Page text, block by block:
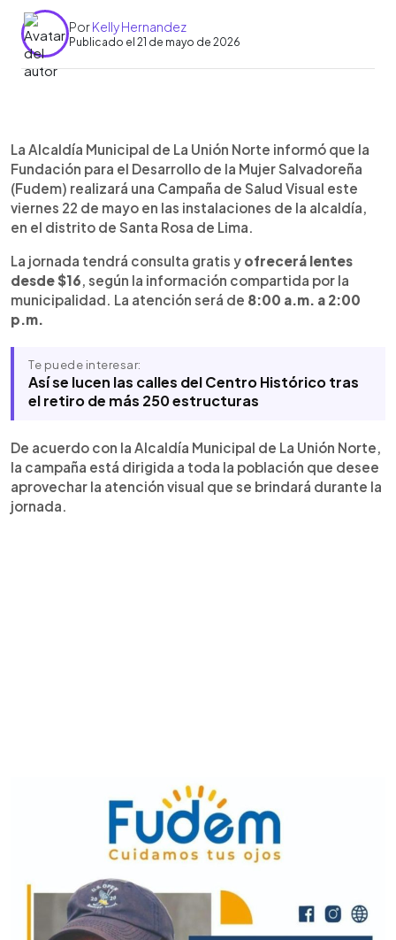
PorKelly Hernandez
Publicado el 21 de mayo de 2026
► Escuchar artículo
FUDEM realizará una Campaña de Salud Visual el
viernes 22 de mayo en las instalaciones de la
Alcaldía de La Unión Norte, en el distrito de Santa
Rosa de Lima. Según informó la Alcaldía Municipal
de La Unión Norte, la jornada ofrecerá consulta
a 2:00 p.m.
La Alcaldía Municipal de La Unión Norte informó que la
Fundación para el Desarrollo de la Mujer Salvadoreña
(Fudem) realizará una Campaña de Salud Visual este
viernes 22 de mayo en las instalaciones de la alcaldía,
en el distrito de Santa Rosa de Lima.
La jornada tendrá consulta gratis y ofrecerá lentes
desde $16, según la información compartida por la
municipalidad. La atención será de 8:00 a.m. a 2:00
p.m.
Te puede interesar:
Así se lucen las calles del Centro Histórico tras
el retiro de más 250 estructuras
De acuerdo con la Alcaldía Municipal de La Unión Norte,
la campaña está dirigida a toda la población que desee
aprovechar la atención visual que se brindará durante la
jornada.